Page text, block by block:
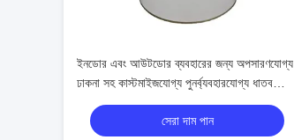
ইনডোর এবং আউটডোর ব্যবহারের জন্য অপসারণযোগ্য
ঢাকনা সহ কাস্টমাইজযোগ্য পুনর্ব্যবহারযোগ্য ধাতব
টিনপ্লেট বালতি
সেরা দাম পান